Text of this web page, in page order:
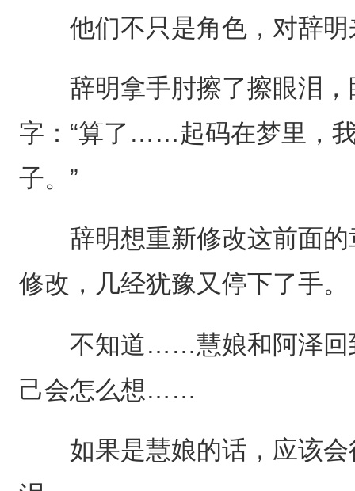
他们不只是角色，对辞明
辞明拿手肘擦了擦眼泪，
字：“算了……起码在梦里，
子。”
辞明想重新修改这前面的
修改，几经犹豫又停下了手。
不知道……慧娘和阿泽回
己会怎么想……
如果是慧娘的话，应该会